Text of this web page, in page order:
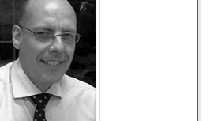
de Justiça dos Estados Unidos.